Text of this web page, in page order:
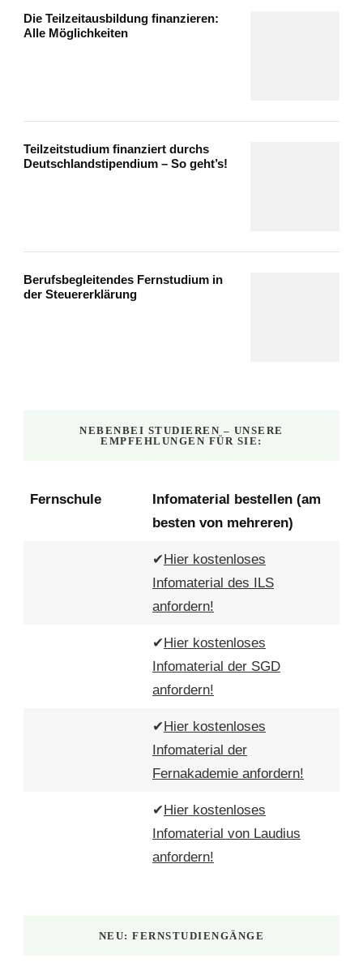
Die Teilzeitausbildung finanzieren:
Alle Möglichkeiten
Teilzeitstudium finanziert durchs
Deutschlandstipendium – So geht’s!
Berufsbegleitendes Fernstudium in
der Steuererklärung
NEBENBEI STUDIEREN – UNSERE
EMPFEHLUNGEN FÜR SIE:
Fernschule
Infomaterial bestellen (am
besten von mehreren)
✔ Hier kostenloses
Infomaterial des ILS
anfordern!
✔ Hier kostenloses
Infomaterial der SGD
anfordern!
✔ Hier kostenloses
Infomaterial der
Fernakademie anfordern!
✔ Hier kostenloses
Infomaterial von Laudius
anfordern!
NEU: FERNSTUDIENGÄNGE